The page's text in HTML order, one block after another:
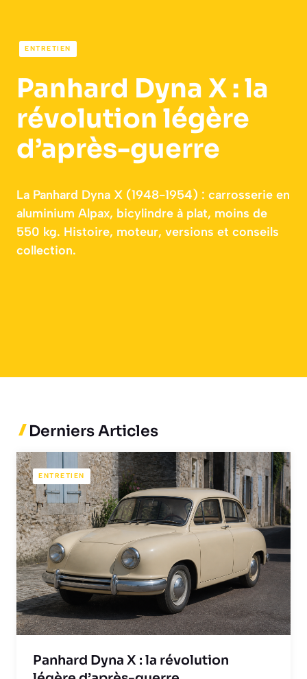
ENTRETIEN
Panhard Dyna X : la
révolution légère
d’après-guerre
La Panhard Dyna X (1948-1954) : carrosserie en
aluminium Alpax, bicylindre à plat, moins de
550 kg. Histoire, moteur, versions et conseils
collection.
Derniers Articles
ENTRETIEN
Panhard Dyna X : la révolution